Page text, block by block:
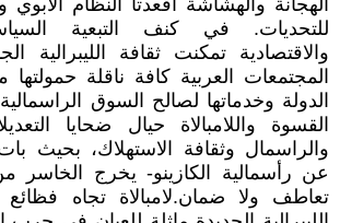
الهجانة والهشاشة أقعدتا النظام الأبوي
للتحديات. في كنف التبعية
والاقتصادية تمكنت ثقافة الليبرالية
المجتمعات العربية كافة ناقلة
الدولة وخدماتها لصالح السوق
القسوة واللامبالاة حيال ضحايا
والراسمال وثقافة الاستهلاك، بحيث
عن رأسمالية الكازينو- يخرج الخاسر
تعاطف ولا ضمان.لامبالاة تجاه فظائع